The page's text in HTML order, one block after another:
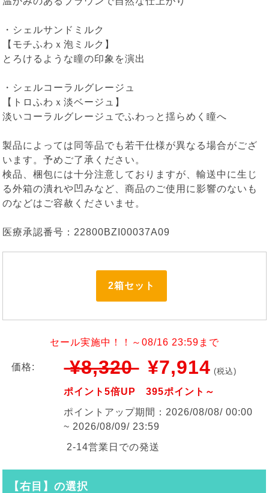
・ シェルサンドミルク
【モチふわｘ泡ミルク】
とろけるような瞳の印象を演出
・ シェルコーラルグレージュ
【トロふわｘ淡ベージュ】
淡いコーラルグレージュでふわっと揺らめく瞳へ
製品によっては同等品でも若干仕様が異なる場合がござ
います。予めご了承ください。
検品、梱包には十分注意しておりますが、輸送中に生じ
る外箱の潰れや凹みなど、商品のご使用に影響のないも
のなどはご容赦くださいませ。
医療承認番号：22800BZI00037A09
2箱セット
セール実施中！！～08/16 23:59まで
価格: ¥8,320 ¥7,914 (税込)
ポイント5倍UP 395ポイント～
ポイントアップ期間：2026/08/08/ 00:00
~ 2026/08/09/ 23:59
2-14営業日での発送
【右目】の選択